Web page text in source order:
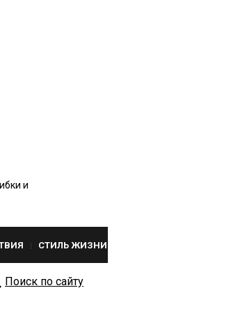
и
СТИЛЬ ЖИЗНИ
Поиск по сайту